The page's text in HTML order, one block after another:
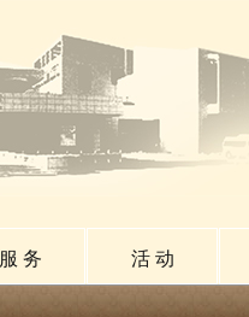
服 务 活 动